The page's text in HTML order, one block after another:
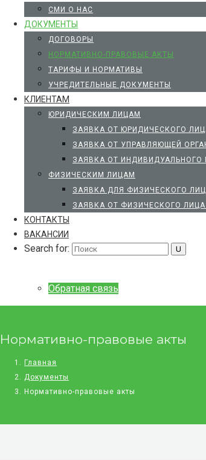
СМИ О НАС
ДОКУМЕНТЫ
ДОГОВОРЫ
НОРМАТИВНО-ПРАВОВЫЕ АКТЫ
ТАРИФЫ И НОРМАТИВЫ
УЧРЕДИТЕЛЬНЫЕ ДОКУМЕНТЫ
КЛИЕНТАМ
ЮРИДИЧЕСКИМ ЛИЦАМ
ЗАЯВКА ОТ ЮРИДИЧЕСКОГО
ЗАЯВКА ОТ УПРАВЛЯЮЩЕЙ
ЗАЯВКА ОТ
ФИЗИЧЕСКИМ ЛИЦАМ
ЗАЯВКА ДЛЯ ФИЗИЧЕСКОГО
ЗАЯВКА ОТ ФИЗИЧЕСКОГО
КОНТАКТЫ
ВАКАНСИИ
Search for:
Обратная связь
Нормативно-правовые акты
Главная
Документы
Нормативно-правовые акты